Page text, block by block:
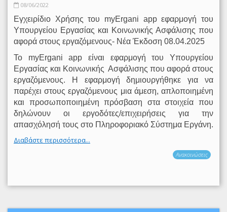
08/06/2022
Εγχειρίδιο Χρήσης του myΕrgani app εφαρμογή του
Υπουργείου Εργασίας και Κοινωνικής Ασφάλισης που
αφορά στους εργαζόμενους- Νέα Έκδοση 08.04.2025
Το myΕrgani app είναι εφαρμογή του Υπουργείου
Εργασίας και Κοινωνικής Ασφάλισης που αφορά στους
εργαζόμενους. Η εφαρμογή δημιουργήθηκε για να
παρέχει στους εργαζόμενους μια άμεση, απλοποιημένη
και προσωποποιημένη πρόσβαση στα στοιχεία που
δηλώνουν οι εργοδότες/επιχειρήσεις για την
απασχόλησή τους στο Πληροφοριακό Σύστημα Εργάνη.
Διαβάστε περισσότερα...
Ανακοινώσεις